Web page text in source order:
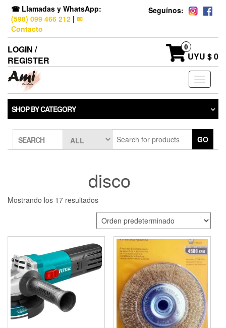
☎ Llamadas y WhatsApp:
(598) 099 466 212 | ✉
Contacto
Seguínos:
LOGIN /
REGISTER
0
UYU $ 0
Toggle
SHOP BY CATEGORY
SEARCH GO
disco
Mostrando los 17 resultados